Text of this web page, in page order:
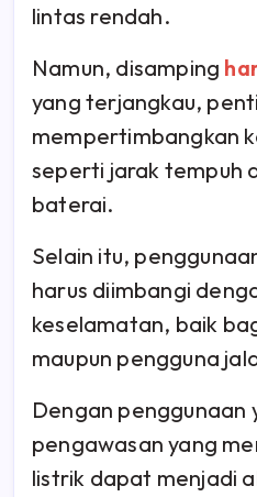
lintas rendah.
Namun, disamping
yang terjangkau,
mempertimbangkan
seperti jarak tempuh
baterai.
Selain itu,
harus diimbangi
keselamatan, baik
maupun pengguna
Dengan penggunaan
pengawasan yang
listrik dapat menjadi